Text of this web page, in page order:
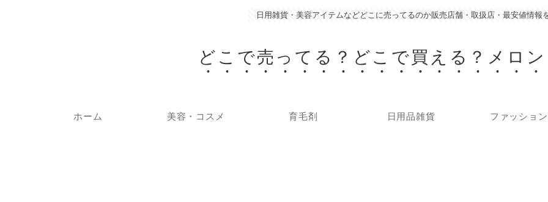
日用雑貨・美容アイテムなどどこに売ってるのか販売店舗・取扱店・最安値情報
どこで売ってる？どこで買える？メロ
ホーム 美容・コスメ 育毛剤 日用品雑貨 ファッション